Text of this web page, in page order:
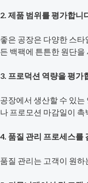
2. 제품 범위를 평가합니
좋은 공장은 다양한 스
든 백팩에 튼튼한 원단을
3. 프로덕션 역량을 평가
공장에서 생산할 수 있
나 프로모션 마감일이 촉
4. 품질 관리 프로세스를
품질 관리는 고객이 원